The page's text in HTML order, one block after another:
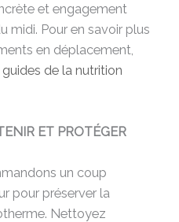
et engagement
midi. Pour en savoir plus
en déplacement,
guides de la nutrition
ET PROTÉGER
un coup
pour préserver la
Nettoyez